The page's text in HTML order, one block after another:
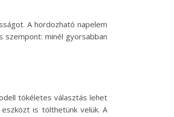
A hordozható napelem
szempont: minél gyorsabban
tökéletes választás lehet
is tölthetünk velük. A